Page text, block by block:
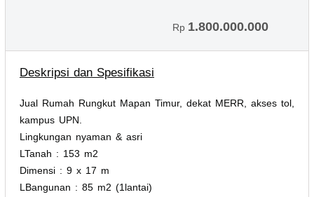
Rp 1.800.000.000
Deskripsi dan Spesifikasi
Jual Rumah Rungkut Mapan Timur, dekat MERR, akses tol,
kampus UPN.
Lingkungan nyaman & asri
LTanah : 153 m2
Dimensi : 9 x 17 m
LBangunan : 85 m2 (1lantai)